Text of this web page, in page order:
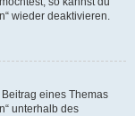
wieder deaktivieren.
eines Themas
unterhalb des